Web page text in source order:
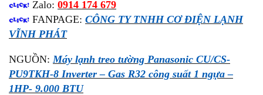
Zalo: 0914 174 679
FANPAGE: CÔNG TY TNHH CƠ ĐIỆN LẠNH
VĨNH PHÁT
NGUỒN: Máy lạnh treo tường Panasonic CU/CS-
PU9TKH-8 Inverter – Gas R32 công suất 1 ngựa –
1HP- 9.000 BTU